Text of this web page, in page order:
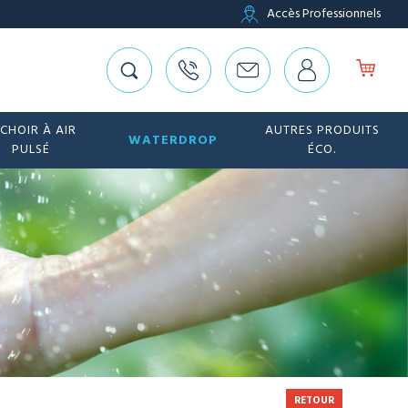
Accès Professionnels
À AIR
PULSÉ
WATERDROP
AUTRES PRODUITS
ÉCO.
RETOUR